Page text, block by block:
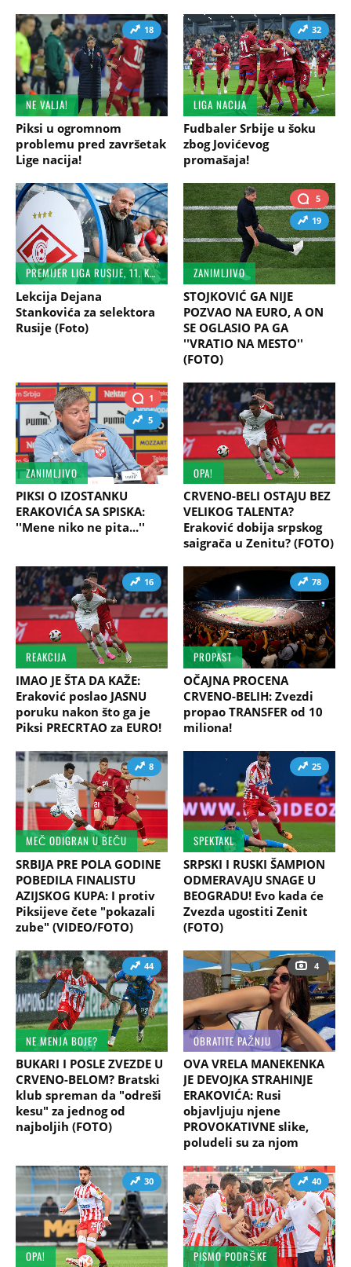
18
NE VALJA!
Piksi u ogromnom
problemu pred završetak
Lige nacija!
32
LIGA NACIJA
Fudbaler Srbije u šoku
zbog Jovićevog
promašaja!
PREMIJER LIGA RUSIJE, 11. KOLO
Lekcija Dejana
Stankovića za selektora
Rusije (Foto)
5
19
ZANIMLJIVO
STOJKOVIĆ GA NIJE
POZVAO NA EURO, A ON
SE OGLASIO PA GA
''VRATIO NA MESTO''
(FOTO)
1
5
ZANIMLJIVO
PIKSI O IZOSTANKU
ERAKOVIĆA SA SPISKA:
''Mene niko ne pita...''
OPA!
CRVENO-BELI OSTAJU BEZ
VELIKOG TALENTA?
Eraković dobija srpskog
saigrača u Zenitu? (FOTO)
16
REAKCIJA
IMAO JE ŠTA DA KAŽE:
Eraković poslao JASNU
poruku nakon što ga je
Piksi PRECRTAO za EURO!
78
PROPAST
OČAJNA PROCENA
CRVENO-BELIH: Zvezdi
propao TRANSFER od 10
miliona!
8
MEČ ODIGRAN U BEČU
SRBIJA PRE POLA GODINE
POBEDILA FINALISTU
AZIJSKOG KUPA: I protiv
Piksijeve čete "pokazali
zube" (VIDEO/FOTO)
25
SPEKTAKL
SRPSKI I RUSKI ŠAMPION
ODMERAVAJU SNAGE U
BEOGRADU! Evo kada će
Zvezda ugostiti Zenit
(FOTO)
44
NE MENJA BOJE?
BUKARI I POSLE ZVEZDE U
CRVENO-BELOM? Bratski
klub spreman da "odreši
kesu" za jednog od
najboljih (FOTO)
4
OBRATITE PAŽNJU
OVA VRELA MANEKENKA
JE DEVOJKA STRAHINJE
ERAKOVIĆA: Rusi
objavljuju njene
PROVOKATIVNE slike,
poludeli su za njom
30
OPA!
40
PISMO PODRŠKE